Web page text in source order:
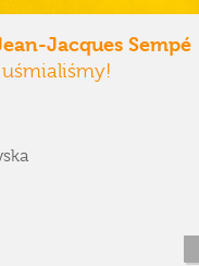
Jacques Sempé
uśmialiśmy!